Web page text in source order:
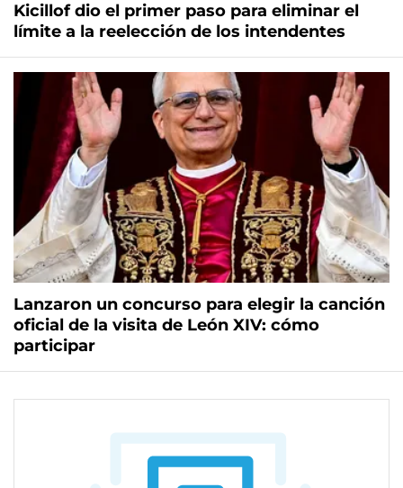
Kicillof dio el primer paso para eliminar el
límite a la reelección de los intendentes
Lanzaron un concurso para elegir la canción
oficial de la visita de León XIV: cómo
participar